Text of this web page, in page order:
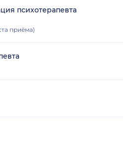
психотерапевта
приёма)